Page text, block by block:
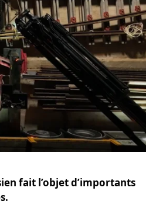
fait l’objet d’importants